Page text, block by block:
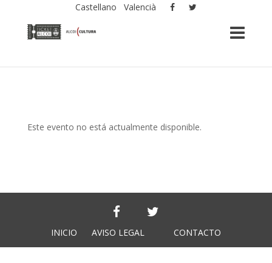
Castellano Valencià
Este evento no está actualmente disponible.
INICIO AVISO LEGAL CONTACTO